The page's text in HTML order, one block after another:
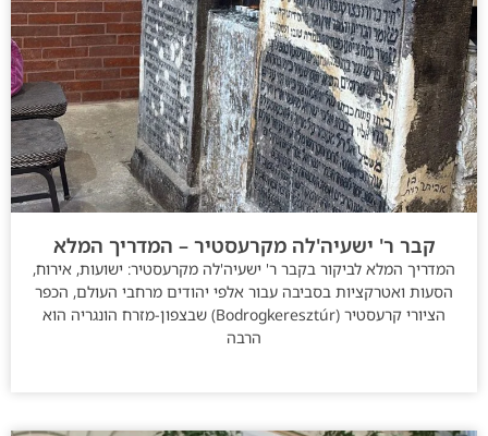
קבר ר' ישעיה'לה מקרעסטיר – המדריך המלא
המדריך המלא לביקור בקבר ר' ישעיה'לה מקרעסטיר: ישועות, אירוח,
הסעות ואטרקציות בסביבה עבור אלפי יהודים מרחבי העולם, הכפר
הציורי קרעסטיר (Bodrogkeresztúr) שבצפון-מזרח הונגריה הוא
הרבה